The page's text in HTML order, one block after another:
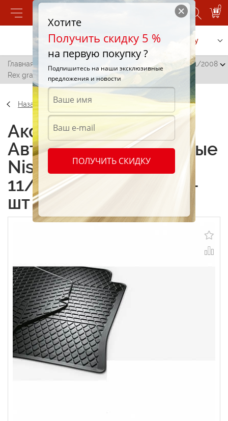
0
Позвонить Заказать услугу
Главная /
Автоковрики резиновые Nissan Murano ab 11/2008
Rex graphit 3-шт (112121302)
Назад
Аксессуары
Автоковрики резиновые
Nissan Murano ab
11/2008 Rex graphit 3-
шт (112121302)
Хотите
Получить скидку 5 %
на первую покупку ?
Подпишитесь на наши эксклюзивные
предложения и новости
ПОЛУЧИТЬ СКИДКУ